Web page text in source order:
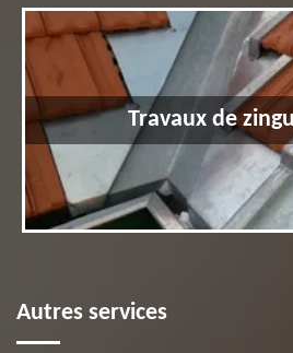
Travaux de
Autres services